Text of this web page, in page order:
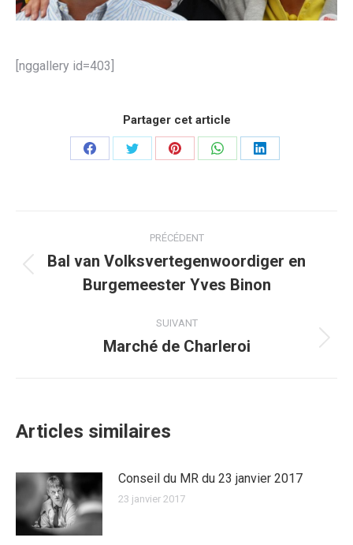
[nggallery id=403]
Partager cet article
PartagerPartagerPartagerPartagerPartager
article
PRÉCÉDENT
Article
précédent
Bal van Volksvertegenwoordiger en
Burgemeester Yves Binon
SUIVANT
Article
Marché de Charleroi
Articles similaires
Conseil du MR du 23 janvier 2017
23 janvier 2017